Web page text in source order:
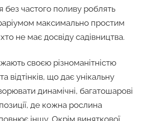
без частого поливу роблять
максимально простим
не має досвіду садівництва.
своєю різноманітністю
відтінків, що дає унікальну
динамічні, багатошарові
де кожна рослина
іншу. Окрім виняткової